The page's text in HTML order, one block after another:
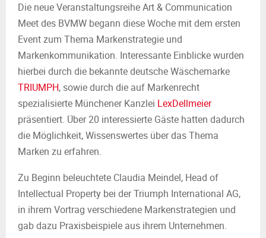
U
Die neue Veranstaltungsreihe Art & Communication
Meet des BVMW begann diese Woche mit dem ersten
Event zum Thema Markenstrategie und
Markenkommunikation. Interessante Einblicke wurden
hierbei durch die bekannte deutsche Wäschemarke
TRIUMPH, sowie durch die auf Markenrecht
spezialisierte Münchener Kanzlei LexDellmeier
präsentiert. Über 20 interessierte Gäste hatten dadurch
die Möglichkeit, Wissenswertes über das Thema
Marken zu erfahren.
Zu Beginn beleuchtete Claudia Meindel, Head of
Intellectual Property bei der Triumph International AG,
in ihrem Vortrag verschiedene Markenstrategien und
gab dazu Praxisbeispiele aus ihrem Unternehmen.